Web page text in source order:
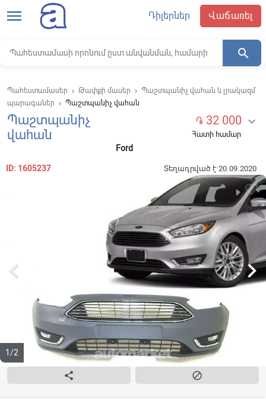
menu Դիլերներ Վաճառել
search
Պահեստամասեր keyboard_arrow_right Թափքի մասեր keyboard_arrow_right Պաշտպանիչ վահան և լրակազմ
պարագաներ
keyboard_arrow_right Պաշտպանիչ վահան
Պաշտպանիչ
վահան
Ford
֏ 32 000 
Հատի համար
ID: 1605237 Տեղադրված է 20.09.2020
1/2
favorite_border
 
 